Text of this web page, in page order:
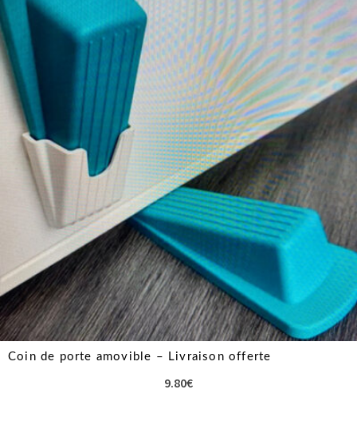
récent
au
plus
ancien
Coin de porte amovible – Livraison offerte
9.80€